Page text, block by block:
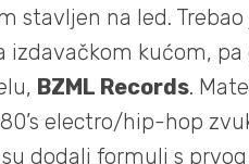
stavljen na led. Trebao
izdavačkom kućom,
BZML Records.
electro/hip-hop
dodali formuli s